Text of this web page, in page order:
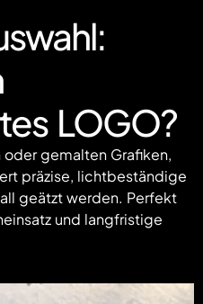
LOGO?
oder gemalten Grafiken,
präzise, lichtbeständige
geätzt werden. Perfekt
und langfristige